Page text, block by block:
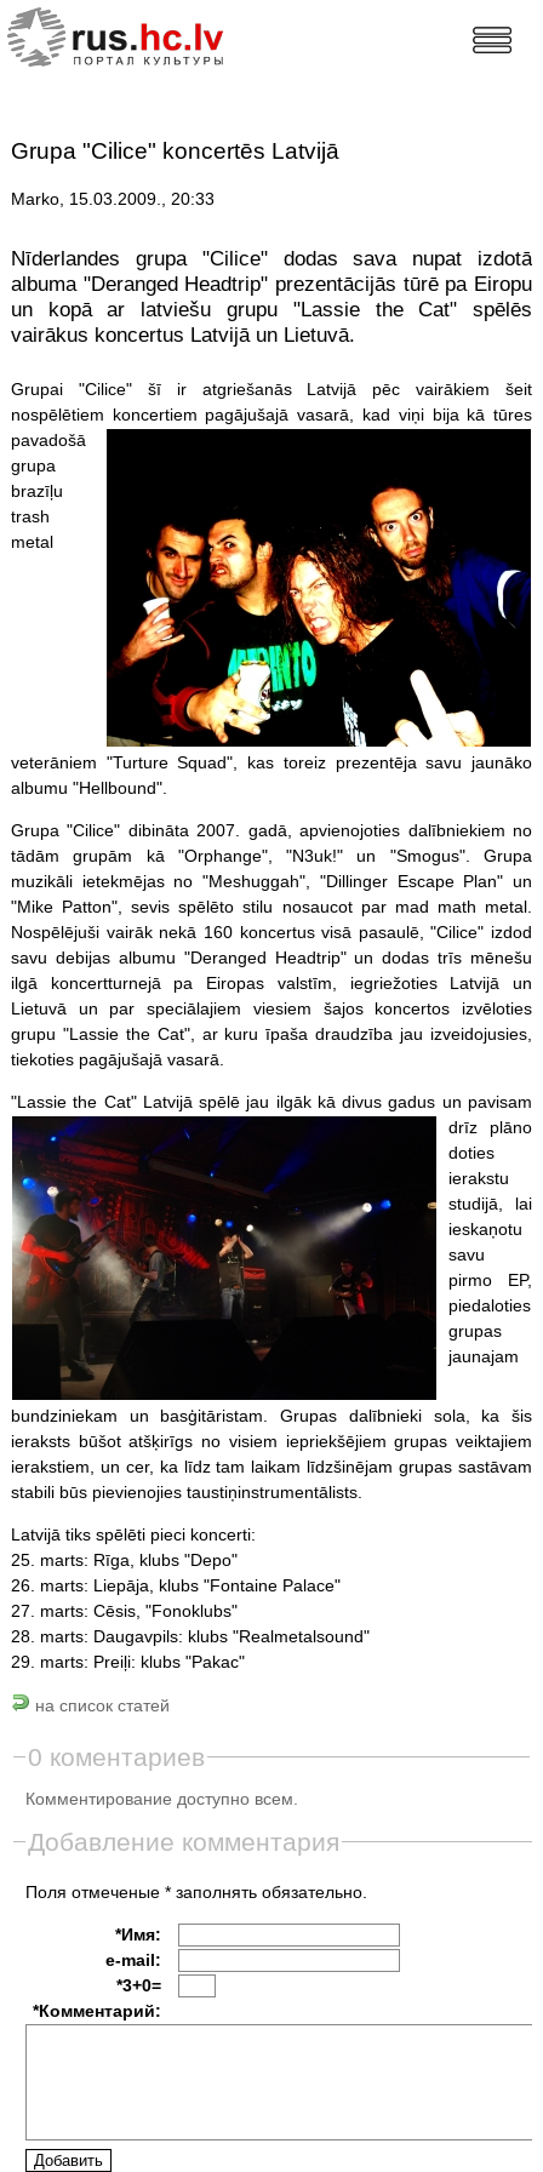
Grupa "Cilice" koncertēs Latvijā
Marko, 15.03.2009., 20:33
Nīderlandes grupa "Cilice" dodas sava nupat izdotā
albuma "Deranged Headtrip" prezentācijās tūrē pa Eiropu
un kopā ar latviešu grupu "Lassie the Cat" spēlēs
vairākus koncertus Latvijā un Lietuvā.
Grupai "Cilice" šī ir atgriešanās Latvijā pēc vairākiem šeit
nospēlētiem koncertiem pagājušajā vasarā, kad viņi bija kā tūres
pavadošā
grupa
brazīļu
trash
metal
veterāniem "Turture Squad", kas toreiz prezentēja savu jaunāko
albumu "Hellbound".
Grupa "Cilice" dibināta 2007. gadā, apvienojoties dalībniekiem no
tādām grupām kā "Orphange", "N3uk!" un "Smogus". Grupa
muzikāli ietekmējas no "Meshuggah", "Dillinger Escape Plan" un
"Mike Patton", sevis spēlēto stilu nosaucot par mad math metal.
Nospēlējuši vairāk nekā 160 koncertus visā pasaulē, "Cilice" izdod
savu debijas albumu "Deranged Headtrip" un dodas trīs mēnešu
ilgā koncertturnejā pa Eiropas valstīm, iegriežoties Latvijā un
Lietuvā un par speciālajiem viesiem šajos koncertos izvēloties
grupu "Lassie the Cat", ar kuru īpaša draudzība jau izveidojusies,
tiekoties pagājušajā vasarā.
"Lassie the Cat" Latvijā spēlē jau ilgāk kā divus gadus un pavisam
drīz plāno
doties
ierakstu
studijā, lai
ieskaņotu
savu
pirmo EP,
piedaloties
grupas
jaunajam
bundziniekam un basģitāristam. Grupas dalībnieki sola, ka šis
ieraksts būšot atšķirīgs no visiem iepriekšējiem grupas veiktajiem
ierakstiem, un cer, ka līdz tam laikam līdzšinējam grupas sastāvam
stabili būs pievienojies taustiņinstrumentālists.
Latvijā tiks spēlēti pieci koncerti:
25. marts: Rīga, klubs "Depo"
26. marts: Liepāja, klubs "Fontaine Palace"
27. marts: Cēsis, "Fonoklubs"
28. marts: Daugavpils: klubs "Realmetalsound"
29. marts: Preiļi: klubs "Pakac"
на список статей
0 коментариев
Комментирование доступно всем.
Добавление комментария
Поля отмеченые * заполнять обязательно.
*Имя:
e-mail:
*3+0=
*Комментарий: